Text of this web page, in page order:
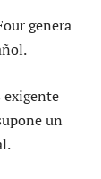
genera
exigente
un